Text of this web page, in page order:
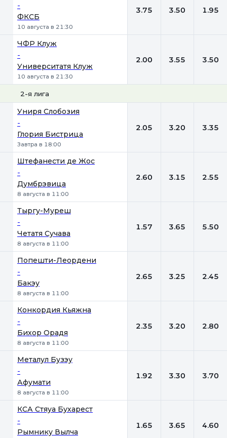
-
ФКСБ
10 августа в 21:30
3.75 3.50 1.95
ЧФР Клуж
-
Университатя Клуж
10 августа в 21:30
2.00 3.55 3.50
2-я лига
Униря Слобозия
-
Глория Бистрица
Завтра в 18:00
2.05 3.20 3.35
Штефанести де Жос
-
Думбрэвица
8 августа в 11:00
2.60 3.15 2.55
Тыргу-Муреш
-
Четатя Сучава
8 августа в 11:00
1.57 3.65 5.50
Попешти-Леордени
-
Бакэу
8 августа в 11:00
2.65 3.25 2.45
Конкордия Кьяжна
-
Бихор Орадя
8 августа в 11:00
2.35 3.20 2.80
Металул Бузэу
-
Афумати
8 августа в 11:00
1.92 3.30 3.70
КСА Стяуа Бухарест
-
Рымнику Вылча
1.65 3.65 4.60